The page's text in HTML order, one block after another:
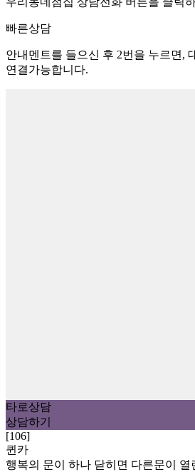
빠른상담
안내멘트를 들으신 후 2번을 누르면,
연결가능합니다.
타로상담
상담하기
[106]
퀸카
행복의 문이 하나 닫히면 다른문이 열